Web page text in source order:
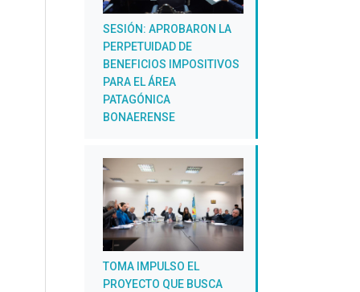
SESIÓN: APROBARON LA
PERPETUIDAD DE
BENEFICIOS IMPOSITIVOS
PARA EL ÁREA
PATAGÓNICA
BONAERENSE
TOMA IMPULSO EL
PROYECTO QUE BUSCA